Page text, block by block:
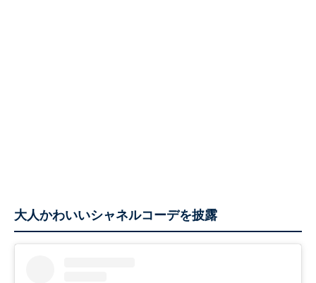
大人かわいいシャネルコーデを披露